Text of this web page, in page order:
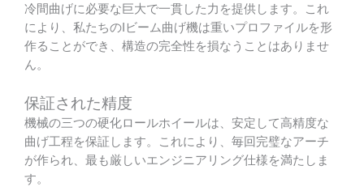
冷間曲げに必要な巨大で一貫した力を提供します。これ
により、私たちのIビーム曲げ機は重いプロファイルを形
作ることができ、構造の完全性を損なうことはありませ
ん。
保証された精度
機械の三つの硬化ロールホイールは、安定して高精度な
曲げ工程を保証します。これにより、毎回完璧なアーチ
が作られ、最も厳しいエンジニアリング仕様を満たしま
す。